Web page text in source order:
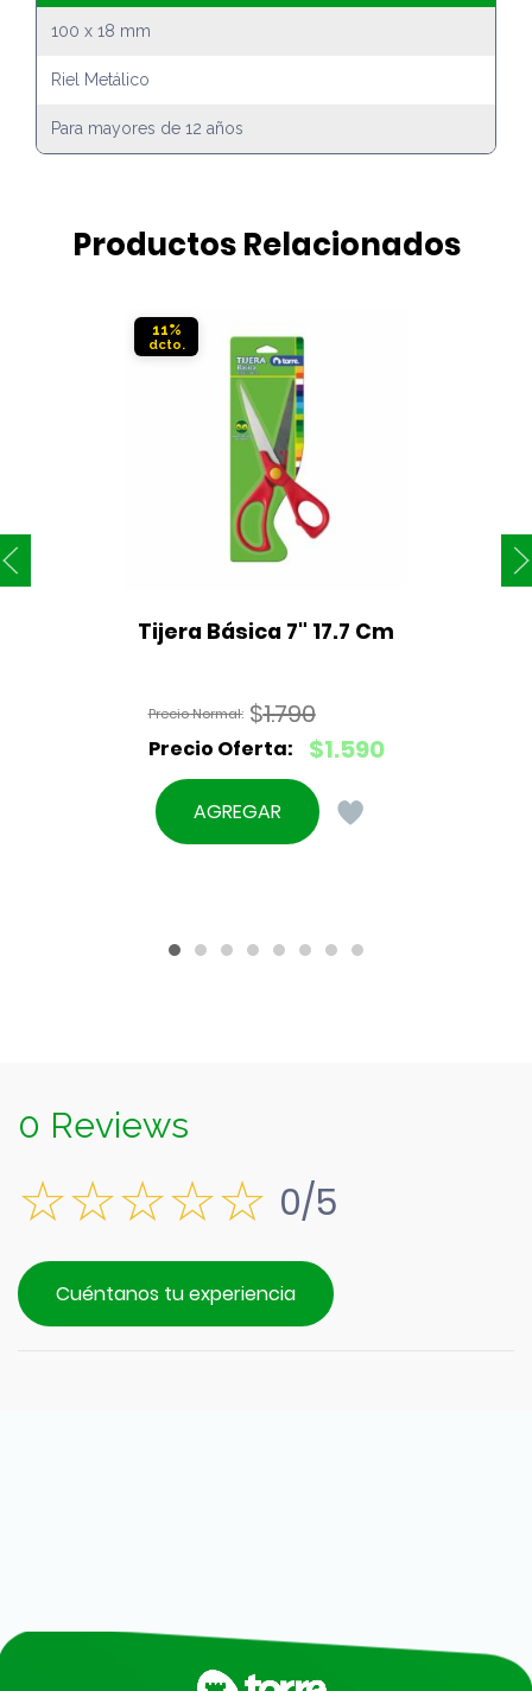
100 x 18 mm
Riel Metálico
Para mayores de 12 años
Productos Relacionados
11%
Tijera Básica 7" 17.7 Cm
$1.790
El
precio
original
$1.590
El
precio
actual
AGREGAR
0 Reviews
0/5
Cuéntanos tu experiencia